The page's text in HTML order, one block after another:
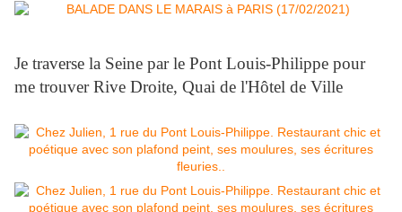
Je traverse la Seine par le Pont Louis-Philippe pour
me trouver Rive Droite, Quai de l'Hôtel de Ville